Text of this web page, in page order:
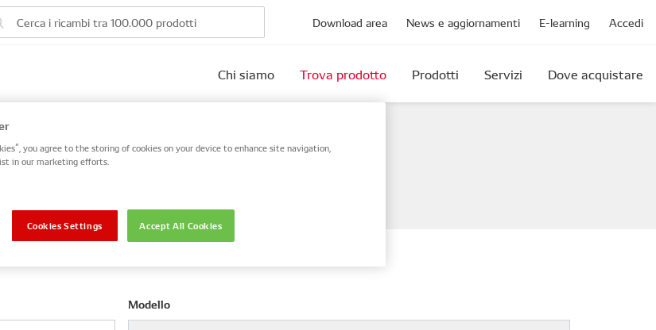
Download area News e aggiornamenti E-learning Accedi
Chi siamo Trova prodotto Prodotti Servizi Dove acquistare
by VIN / Frame No.
Modello
you agree to the storing of cookies on your device to enhance site navigation,
in our marketing efforts.
Accept All Cookies
Cookies Settings